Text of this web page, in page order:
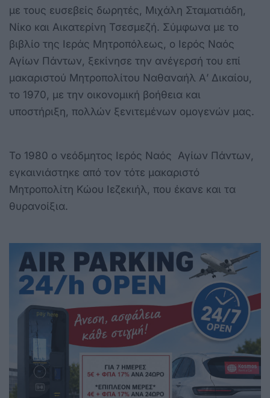
με τους ευσεβείς δωρητές, Μιχάλη Σταματιάδη,
Νίκο και Αικατερίνη Τσεσμεζή. Σύμφωνα με το
βιβλίο της Ιεράς Μητροπόλεως, ο Ιερός Ναός
Αγίων Πάντων, ξεκίνησε την ανέγερσή του επί
μακαριστού Μητροπολίτου Ναθαναήλ Α’ Δικαίου,
το 1970, με την οικονομική βοήθεια και
υποστήριξη, πολλών ξενιτεμένων ομογενών μας.
Το 1980 ο νεόδμητος Ιερός Ναός Αγίων Πάντων,
εγκαινιάστηκε από τον τότε μακαριστό
Μητροπολίτη Κώου Ιεζεκιήλ, που έκανε και τα
θυρανοίξια.